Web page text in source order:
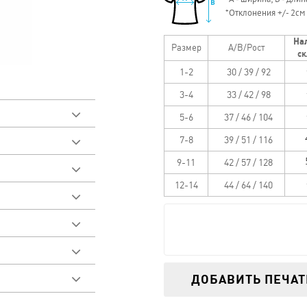
Короткий
и воротник.
видео
необходимо
размере
работ
Количество
*Отклонения +/- 2см
Размер A/B/Рост
1-2 30 / 39 / 92
3-4 33 / 42 / 98
5-6 37 / 46 / 104
7-8 39 / 51 / 116
9-11 42 / 57 / 128
12-14 44 / 64 / 140
ДОБАВИТЬ